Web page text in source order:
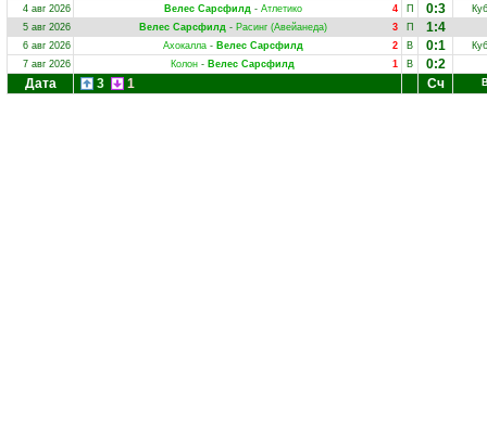
4 авг 2026 4
Велес Сарсфилд- Атлетико П 0:3
5 авг 2026
3
Велес Сарсфилд- Расинг (Авейанеда) П 1:4
6 авг 2026 2
Ахокалла- Велес Сарсфилд В 0:1
7 авг 2026
1
Колон - Велес Сарсфилд В
0:2
Дата
3 1 Сч